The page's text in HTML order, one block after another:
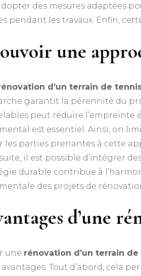
des mesures adaptées
pendant les travaux. Enfin,
une
d’un terrain de
garantit la pérennité du
peut réduire l’empreinte
est essentiel. Ainsi, on
les parties prenantes à cette
il est possible d’intégrer
durable contribue à
des projets de
d’une
une rénovation d’un terrain
Tout d’abord, cela